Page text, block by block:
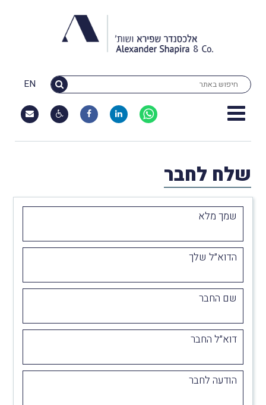
EN
שלח לחבר
שמך מלא
הדוא״ל שלך
שם החבר
דוא״ל החבר
הודעה לחבר